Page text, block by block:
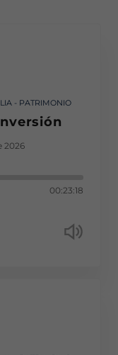
- PATRIMONIO
2026
00:23:18